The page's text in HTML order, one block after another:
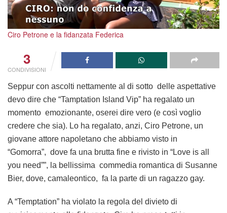
Ciro Petrone e la fidanzata Federica
3
CONDIVISIONI
Seppur con ascolti nettamente al di sotto delle aspettative
devo dire che “Tamptation Island Vip” ha regalato un
momento emozionante, oserei dire vero (e così voglio
credere che sia). Lo ha regalato, anzi, Ciro Petrone, un
giovane attore napoletano che abbiamo visto in
“Gomorra”, dove fa una brutta fine e rivisto in “Love is all
you need””, la bellissima commedia romantica di Susanne
Bier, dove, camaleontico, fa la parte di un ragazzo gay.
A “Temptation” ha violato la regola del divieto di